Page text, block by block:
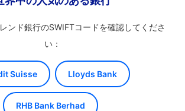
ンド銀行のSWIFTコードを確認してくださ
い：
Suisse Lloyds Bank
RHB Bank Berhad